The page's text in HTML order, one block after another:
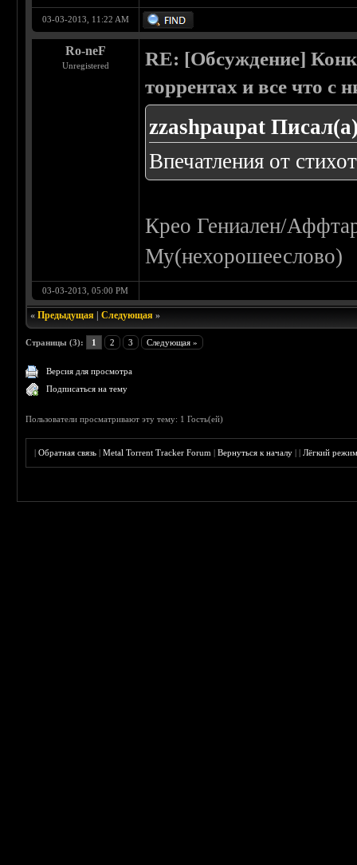
03-03-2013, 11:22 AM
Ro-neF
Unregistered
RE: [Обсуждение]
торрентах и все что с
zzashpaupat
Впечатления от
Крео Гениален/
Му(нехорошееслово)
03-03-2013, 05:00 PM
«Предыдущая |Следующая »
Страницы (3): 1 2 3 Следующая »
Версия для просмотра
Подписаться на тему
Пользователи просматривают эту тему: 1 Гость(ей)
|Обратная связь |Metal Torrent Tracker Forum |Вернуться к началу ||Лёгкий